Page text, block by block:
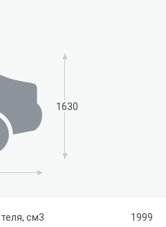
1630
см3 1999